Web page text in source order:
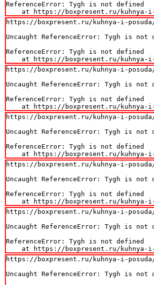
ReferenceError: Tygh is not defined
at https://boxpresent.ru/kuhnya-
https://boxpresent.ru/kuhnya-i-
Uncaught ReferenceError: Tygh is not
ReferenceError: Tygh is not defined
at https://boxpresent.ru/kuhnya-
https://boxpresent.ru/kuhnya-i-
Uncaught ReferenceError: Tygh is not
ReferenceError: Tygh is not defined
at https://boxpresent.ru/kuhnya-
https://boxpresent.ru/kuhnya-i-
Uncaught ReferenceError: Tygh is not
ReferenceError: Tygh is not defined
at https://boxpresent.ru/kuhnya-
https://boxpresent.ru/kuhnya-i-
Uncaught ReferenceError: Tygh is not
ReferenceError: Tygh is not defined
at https://boxpresent.ru/kuhnya-
https://boxpresent.ru/kuhnya-i-
Uncaught ReferenceError: Tygh is not
ReferenceError: Tygh is not defined
at https://boxpresent.ru/kuhnya-
https://boxpresent.ru/kuhnya-i-
Uncaught ReferenceError: Tygh is not